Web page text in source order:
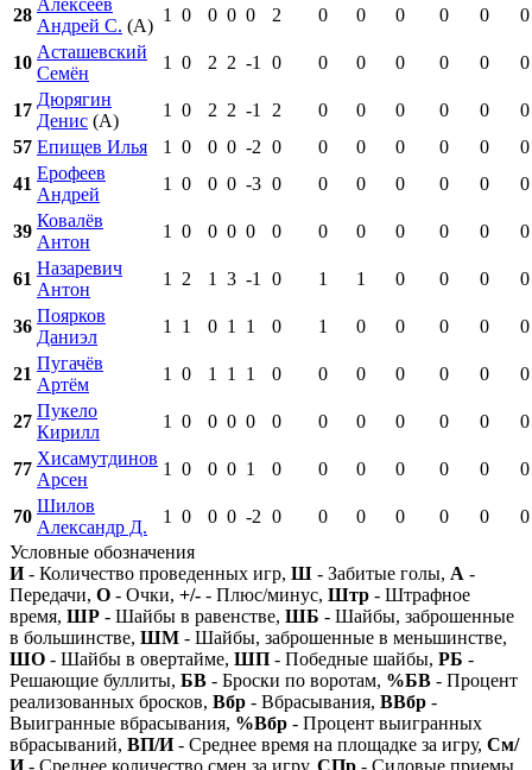
28
Андрей С. (А)
1 0 0 0 0 2 0 0 0 0 0 0
10
Асташевский
Семён
1 0 2 2 -1 0 0 0 0 0 0 0
17
Дюрягин
Денис (А)
1 0 2 2 -1 2 0 0 0 0 0
0
57 Епищев Илья 1 0 0 0 -2 0 0 0 0 0 0
0
41
Ерофеев
Андрей
1 0 0 0 -3 0 0 0 0 0 0 0
39
Ковалёв
Антон
1 0 0 0 0 0 0 0 0 0 0 0
61
Назаревич
Антон
1 2 1 3 -1 0 1 1 0 0 0 0
36
Поярков
Даниэл
1 1 0 1 1 0 1 0 0 0 0 0
21
Пугачёв
Артём
1 0 1 1 1 0 0 0 0 0 0 0
27
Пукело
Кирилл
1 0 0 0 0 0 0 0 0 0 0 0
77
Хисамутдинов
Арсен
1 0 0 0 1 0 0 0 0 0 0 0
70
Шилов
Александр Д.
1 0 0 0 -2 0 0 0 0 0 0
0
Условные обозначения
И- Количество проведенных игр, Ш - Забитые голы, А -
Передачи, О - Очки, +/- - Плюс/минус, Штр - Штрафное
время, ШР - Шайбы в равенстве, ШБ - Шайбы, заброшенные
в большинстве, ШМ - Шайбы, заброшенные в меньшинстве,
ШО - Шайбы в овертайме, ШП - Победные шайбы, РБ -
Решающие буллиты, БВ - Броски по воротам, %БВ - Процент
реализованных бросков, Вбр - Вбрасывания, ВВбр -
Выигранные вбрасывания, %Вбр - Процент выигранных
вбрасываний, ВП/И- Среднее время на площадке за игру, См/
И- Среднее количество смен за игру, СПр - Силовые приемы,